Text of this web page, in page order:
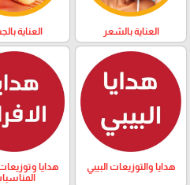
العناية بالشعر العناية
هدايا والتوزيعات البيبي
هدايا